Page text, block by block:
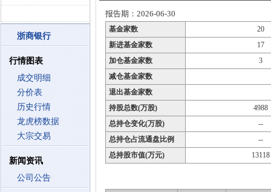
浙商银行
行情图表
成交明细
分价表
历史行情
龙虎榜数据
大宗交易
新闻资讯
公司公告
报告期：2026-06-30
基金家数
20
新进基金家数
17
加仓基金家数
3
减仓基金家数
退出基金家数
持股总数(万股)
4988
总持仓变化(万股)
--
总持仓占流通盘比例
--
总持股市值(万元)
13118